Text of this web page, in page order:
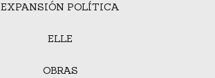
EXPANSIÓN POLÍTICA
ELLE
OBRAS